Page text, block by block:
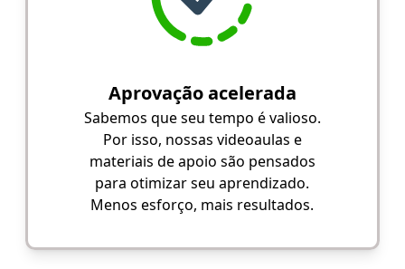
Aprovação acelerada
Sabemos que seu tempo é valioso.
Por isso, nossas videoaulas e
materiais de apoio são pensados
para otimizar seu aprendizado.
Menos esforço, mais resultados.